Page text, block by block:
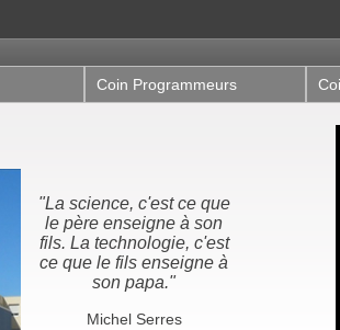
Coin Programmeurs
"La science, c'est ce que
le père enseigne à son
fils. La technologie, c'est
ce que le fils enseigne à
son papa."
Michel Serres